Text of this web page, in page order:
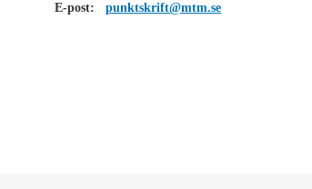
E-post:
punktskrift@mtm.se